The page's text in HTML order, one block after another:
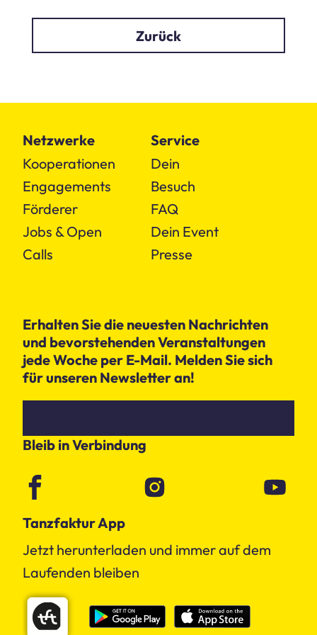
Zurück
Netzwerke
Kooperationen
Engagements
Förderer
Jobs & Open
Calls
Service
Dein
Besuch
FAQ
Dein Event
Presse
Erhalten Sie die neuesten Nachrichten
und bevorstehenden Veranstaltungen
jede Woche per E-Mail. Melden Sie sich
für unseren Newsletter an!
Bleib in Verbindung
Tanzfaktur App
Jetzt herunterladen und immer auf dem
Laufenden bleiben